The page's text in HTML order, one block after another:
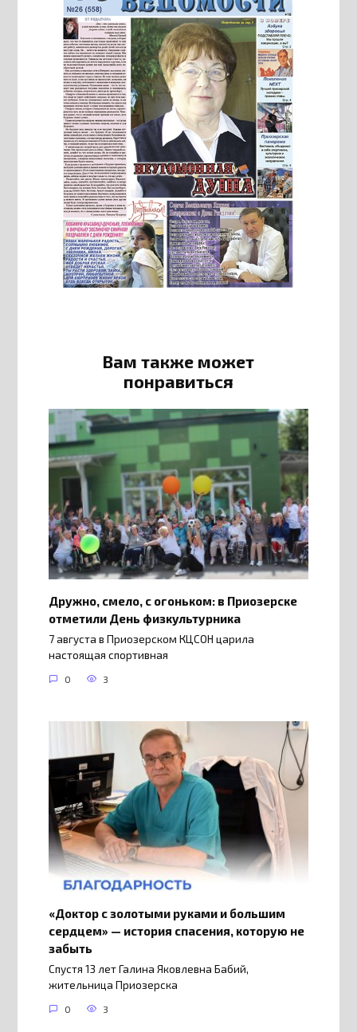
Вам также может
понравиться
Дружно, смело, с огоньком: в Приозерске
отметили День физкультурника
7 августа в Приозерском КЦСОН царила
настоящая спортивная
0 3
«Доктор с золотыми руками и большим
сердцем» — история спасения, которую не
забыть
Спустя 13 лет Галина Яковлевна Бабий,
жительница Приозерска
0 3